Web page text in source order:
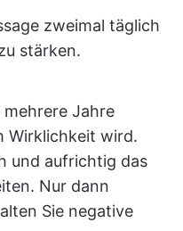
zweimal täglich
stärken.
mehrere Jahre
Wirklichkeit wird.
und aufrichtig das
Nur dann
Sie negative